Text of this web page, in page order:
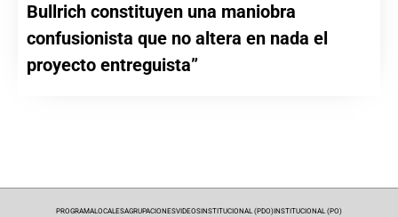
Bullrich constituyen una maniobra
confusionista que no altera en nada el
proyecto entreguista”
PROGRAMALOCALESAGRUPACIONESVIDEOSINSTITUCIONAL (PDO)INSTITUCIONAL (PO)